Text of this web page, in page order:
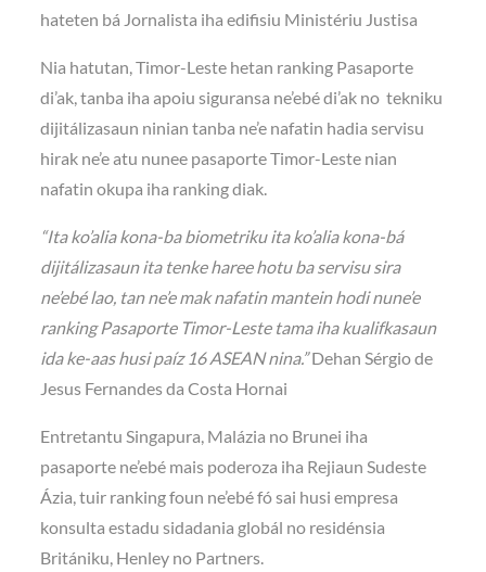
hateten bá Jornalista iha edifisiu Ministériu Justisa
Nia hatutan, Timor-Leste hetan ranking Pasaporte
di’ak, tanba iha apoiu siguransa ne’ebé di’ak no tekniku
dijitálizasaun ninian tanba ne’e nafatin hadia servisu
hirak ne’e atu nunee pasaporte Timor-Leste nian
nafatin okupa iha ranking diak.
“Ita ko’alia kona-ba biometriku ita ko’alia kona-bá
dijitálizasaun ita tenke haree hotu ba servisu sira
ne’ebé lao, tan ne’e mak nafatin mantein hodi nune’e
ranking Pasaporte Timor-Leste tama iha kualifkasaun
ida ke-aas husi paíz 16 ASEAN nina.”Dehan Sérgio de
Jesus Fernandes da Costa Hornai
Entretantu Singapura, Malázia no Brunei iha
pasaporte ne’ebé mais poderoza iha Rejiaun Sudeste
Ázia, tuir ranking foun ne’ebé fó sai husi empresa
konsulta estadu sidadania globál no residénsia
Britániku, Henley no Partners.